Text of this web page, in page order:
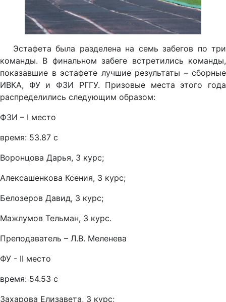
Эстафета была разделена на семь забегов по три
команды. В финальном забеге встретились команды,
показавшие в эстафете лучшие результаты – сборные
ИВКА, ФУ и ФЗИ РГГУ. Призовые места этого года
распределились следующим образом:
ФЗИ – I место
время: 53.87 с
Воронцова Дарья, 3 курс;
Алексашенкова Ксения, 3 курс;
Белозеров Давид, 3 курс;
Мажлумов Тельман, 3 курс.
Преподаватель – Л.В. Меленева
ФУ - II место
время: 54.53 с
Захарова Елизавета, 3 курс;